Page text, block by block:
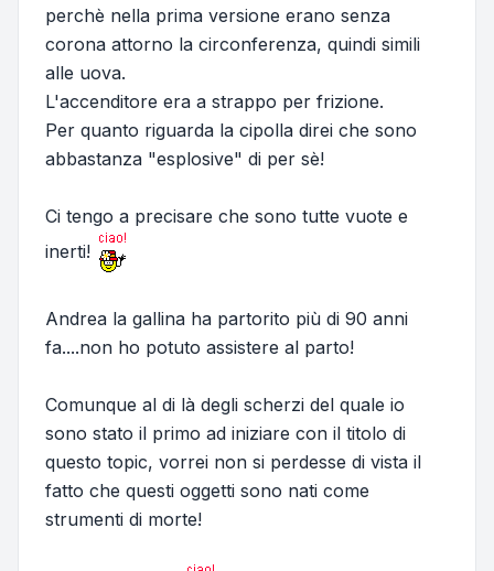
perchè nella prima versione erano senza
corona attorno la circonferenza, quindi simili
alle uova.
L'accenditore era a strappo per frizione.
Per quanto riguarda la cipolla direi che sono
abbastanza "esplosive" di per sè!
Ci tengo a precisare che sono tutte vuote e
inerti!
Andrea la gallina ha partorito più di 90 anni
fa....non ho potuto assistere al parto!
Comunque al di là degli scherzi del quale io
sono stato il primo ad iniziare con il titolo di
questo topic, vorrei non si perdesse di vista il
fatto che questi oggetti sono nati come
strumenti di morte!